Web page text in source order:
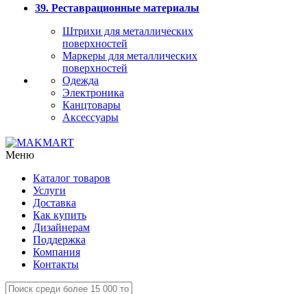
39. Реставрационные материалы
Штрихи для металлических
поверхностей
Маркеры для металлических
поверхностей
Одежда
Электроника
Канцтовары
Аксессуары
Меню
Каталог товаров
Услуги
Доставка
Как купить
Дизайнерам
Поддержка
Компания
Контакты